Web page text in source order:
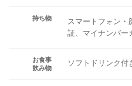
持ち物
スマートフォン・
証、マイナンバー
お食事
飲み物
ソフトドリンク付